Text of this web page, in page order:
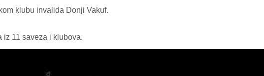
klubu invalida Donji Vakuf.
11 saveza i klubova.